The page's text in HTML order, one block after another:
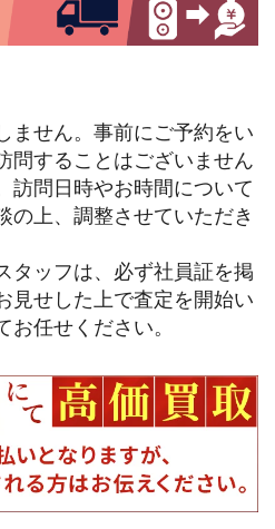
ません。事前にご予約をい
問することはございません
訪問日時やお時間について
の上、調整させていただき
タッフは、必ず社員証を掲
見せした上で査定を開始い
お任せください。